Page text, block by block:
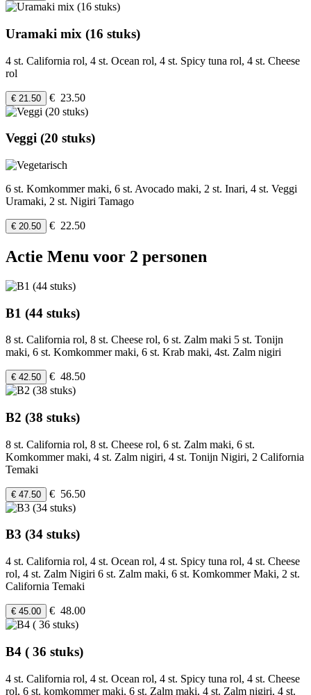
Uramaki mix (16 stuks)
4 st. California rol, 4 st. Ocean rol, 4 st. Spicy tuna rol, 4 st. Cheese
rol
€ 21.50 € 23.50
Veggi (20 stuks)
6 st. Komkommer maki, 6 st. Avocado maki, 2 st. Inari, 4 st. Veggi
Uramaki, 2 st. Nigiri Tamago
€ 20.50 € 22.50
Actie Menu voor 2 personen
B1 (44 stuks)
8 st. California rol, 8 st. Cheese rol, 6 st. Zalm maki 5 st. Tonijn
maki, 6 st. Komkommer maki, 6 st. Krab maki, 4st. Zalm nigiri
€ 42.50 € 48.50
B2 (38 stuks)
8 st. California rol, 8 st. Cheese rol, 6 st. Zalm maki, 6 st.
Komkommer maki, 4 st. Zalm nigiri, 4 st. Tonijn Nigiri, 2 California
Temaki
€ 47.50 € 56.50
B3 (34 stuks)
4 st. California rol, 4 st. Ocean rol, 4 st. Spicy tuna rol, 4 st. Cheese
rol, 4 st. Zalm Nigiri 6 st. Zalm maki, 6 st. Komkommer Maki, 2 st.
California Temaki
€ 45.00 € 48.00
B4 ( 36 stuks)
4 st. California rol, 4 st. Ocean rol, 4 st. Spicy tuna rol, 4 st. Cheese
rol, 6 st. komkommer maki, 6 st. Zalm maki, 4 st. Zalm nigiri, 4 st.